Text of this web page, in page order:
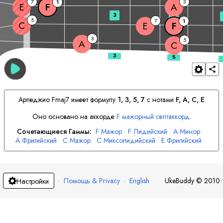
A 3
C 5
C 5 E 7 F 1
E F 1 A
3 5
Арпеджио Fmaj7 имеет формулу 1, 3, 5, 7 с нотами F, A, C, E
Оно основано на аккорде F мажорный септаккорд.
Сочетающиеся Гаммы: F Мажор F Лидийский A Минор
A Фригийский C Мажор C Миксолидийский E Фригийский
E Локрийский
Настройки · Помощь & Privacy · English UkeBuddy © 2010